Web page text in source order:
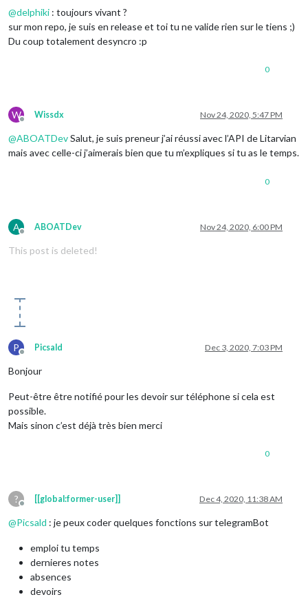
@delphiki : toujours vivant ?
sur mon repo, je suis en release et toi tu ne valide rien sur le tiens ;)
Du coup totalement desyncro :p
0
W
Offline
Wissdx Nov 24, 2020, 5:47 PM
@ABOATDevSalut, je suis preneur j’ai réussi avec l’API de Litarvian
mais avec celle-ci j’aimerais bien que tu m’expliques si tu as le temps.
0
A
Offline
ABOATDev Nov 24, 2020, 6:00 PM
This post is deleted!
P
Offline
Picsald Dec 3, 2020, 7:03 PM
Bonjour
Peut-être être notifié pour les devoir sur téléphone si cela est
possible.
Mais sinon c’est déjà très bien merci
0
?
Offline
[[global:former-user]] Dec 4, 2020, 11:38 AM
@Picsald : je peux coder quelques fonctions sur telegramBot
emploi tu temps
dernieres notes
absences
devoirs